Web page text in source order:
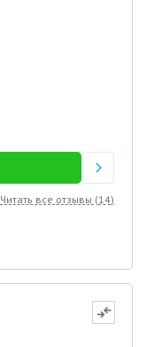
Читать все отзывы (14)